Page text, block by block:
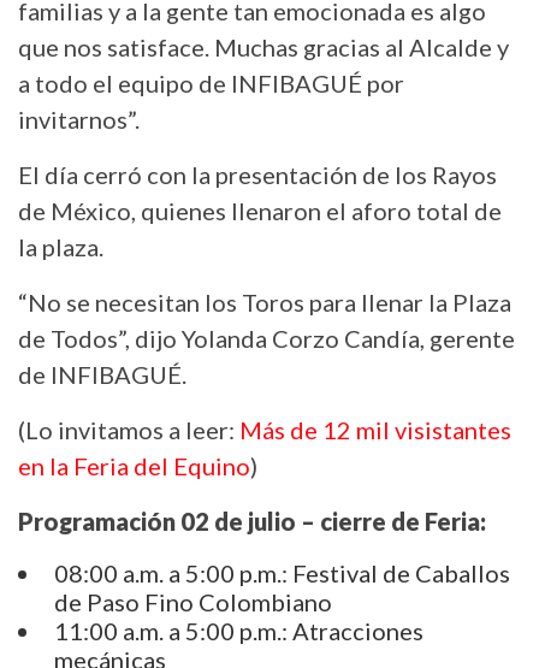
familias y a la gente tan emocionada es algo
que nos satisface. Muchas gracias al Alcalde y
a todo el equipo de INFIBAGUÉ por
invitarnos”.
El día cerró con la presentación de los Rayos
de México, quienes llenaron el aforo total de
la plaza.
“No se necesitan los Toros para llenar la Plaza
de Todos”, dijo Yolanda Corzo Candía, gerente
de INFIBAGUÉ.
(Lo invitamos a leer: Más de 12 mil visistantes
en la Feria del Equino)
Programación 02 de julio – cierre de Feria:
08:00 a.m. a 5:00 p.m.: Festival de Caballos
de Paso Fino Colombiano
11:00 a.m. a 5:00 p.m.: Atracciones
mecánicas